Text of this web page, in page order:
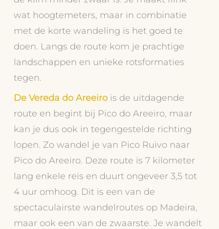
wat hoogtemeters, maar in combinatie
met de korte wandeling is het goed te
doen. Langs de route kom je prachtige
landschappen en unieke rotsformaties
tegen.
De Vereda do Areeiro is de uitdagende
route en begint bij Pico do Areeiro, maar
kan je dus ook in tegengestelde richting
lopen. Zo wandel je van Pico Ruivo naar
Pico do Areeiro. Deze route is 7 kilometer
lang enkele reis en duurt ongeveer 3,5 tot
4 uur omhoog. Dit is een van de
spectaculairste wandelroutes op Madeira,
maar ook een van de zwaarste. Je wandelt